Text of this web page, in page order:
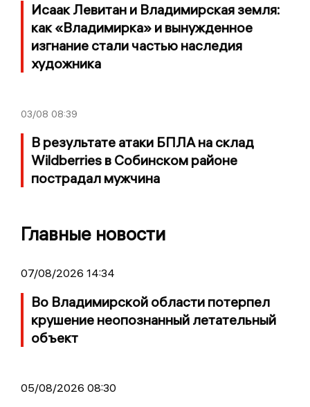
Исаак Левитан и Владимирская земля:
как «Владимирка» и вынужденное
изгнание стали частью наследия
художника
03/08 08:39
В результате атаки БПЛА на склад
Wildberries в Собинском районе
пострадал мужчина
Главные новости
07/08/2026 14:34
Во Владимирской области потерпел
крушение неопознанный летательный
объект
05/08/2026 08:30